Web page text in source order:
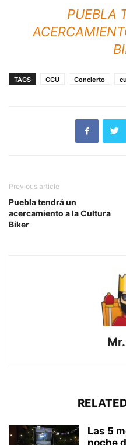
PUEBLA
TAGS CCU Concierto
Previous article
Puebla tendrá un
acercamiento a la Cultura
Biker
Las 5
noche